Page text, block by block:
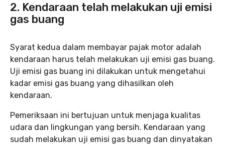
2. Kendaraan telah melakukan uji emisi
gas buang
Syarat kedua dalam membayar pajak motor adalah
kendaraan harus telah melakukan uji emisi gas buang.
Uji emisi gas buang ini dilakukan untuk mengetahui
kadar emisi gas buang yang dihasilkan oleh
kendaraan.
Pemeriksaan ini bertujuan untuk menjaga kualitas
udara dan lingkungan yang bersih. Kendaraan yang
sudah melakukan uji emisi gas buang dan dinyatakan